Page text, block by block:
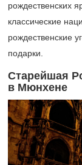
рождественских
классические
рождественские
подарки.
Старейшая
в Мюнхене